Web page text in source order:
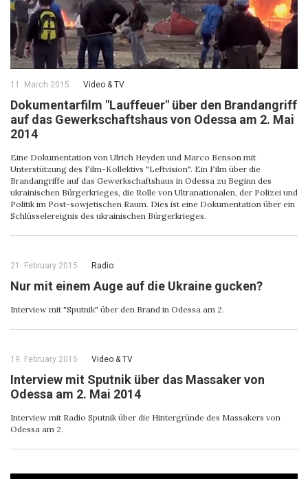
11. March 2015 Video & ТV
Dokumentarfilm "Lauffeuer" über den Brandangriff
auf das Gewerkschaftshaus von Odessa am 2. Mai
2014
Eine Dokumentation von Ulrich Heyden und Marco Benson mit
Unterstützung des Film-Kollektivs "Leftvision". Ein Film über die
Brandangriffe auf das Gewerkschaftshaus in Odessa zu Beginn des
ukrainischen Bürgerkrieges, die Rolle von Ultranationalen, der Polizei und
Politik im Post-sowjetischen Raum. Dies ist eine Dokumentation über ein
Schlüsselereignis des ukrainischen Bürgerkrieges.
21. February 2015 Radio
Nur mit einem Auge auf die Ukraine gucken?
Interview mit "Sputnik" über den Brand in Odessa am 2.
19. February 2015 Video & ТV
Interview mit Sputnik über das Massaker von
Odessa am 2. Mai 2014
Interview mit Radio Sputnik über die Hintergründe des Massakers von
Odessa am 2.